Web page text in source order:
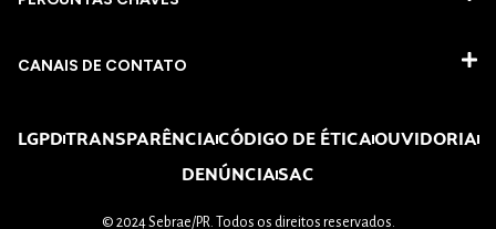
CANAIS DE CONTATO
LGPDTRANSPARÊNCIACÓDIGO DE ÉTICAOUVIDORIA
DENÚNCIASAC
© 2024 Sebrae/PR. Todos os direitos reservados.